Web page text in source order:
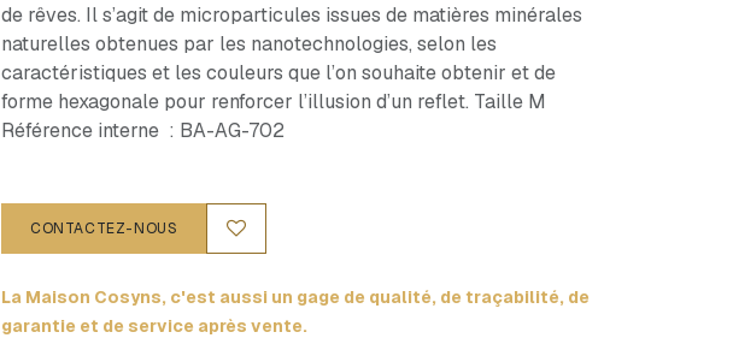
de rêves. Il s’agit de microparticules issues de matières minérales
naturelles obtenues par les nanotechnologies, selon les
caractéristiques et les couleurs que l’on souhaite obtenir et de
forme hexagonale pour renforcer l’illusion d’un reflet. Taille M
Référence interne : BA-AG-702
CONTACTEZ-NOUS
La Maison Cosyns, c'est aussi un gage de qualité, de traçabilité, de
garantie et de service après vente.